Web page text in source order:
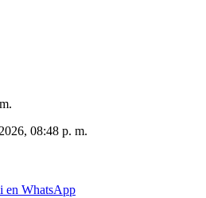
08:48 p. m.
en WhatsApp